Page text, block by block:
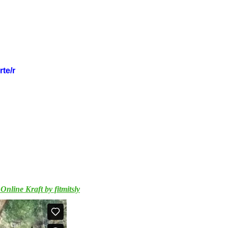
r
Kraft by fitmitsly